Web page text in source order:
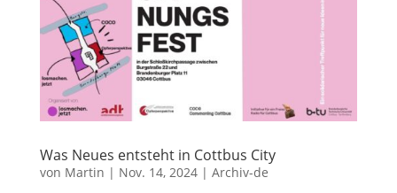
Was Neues entsteht in Cottbus City
von Martin | Nov. 14, 2024| Archiv-de